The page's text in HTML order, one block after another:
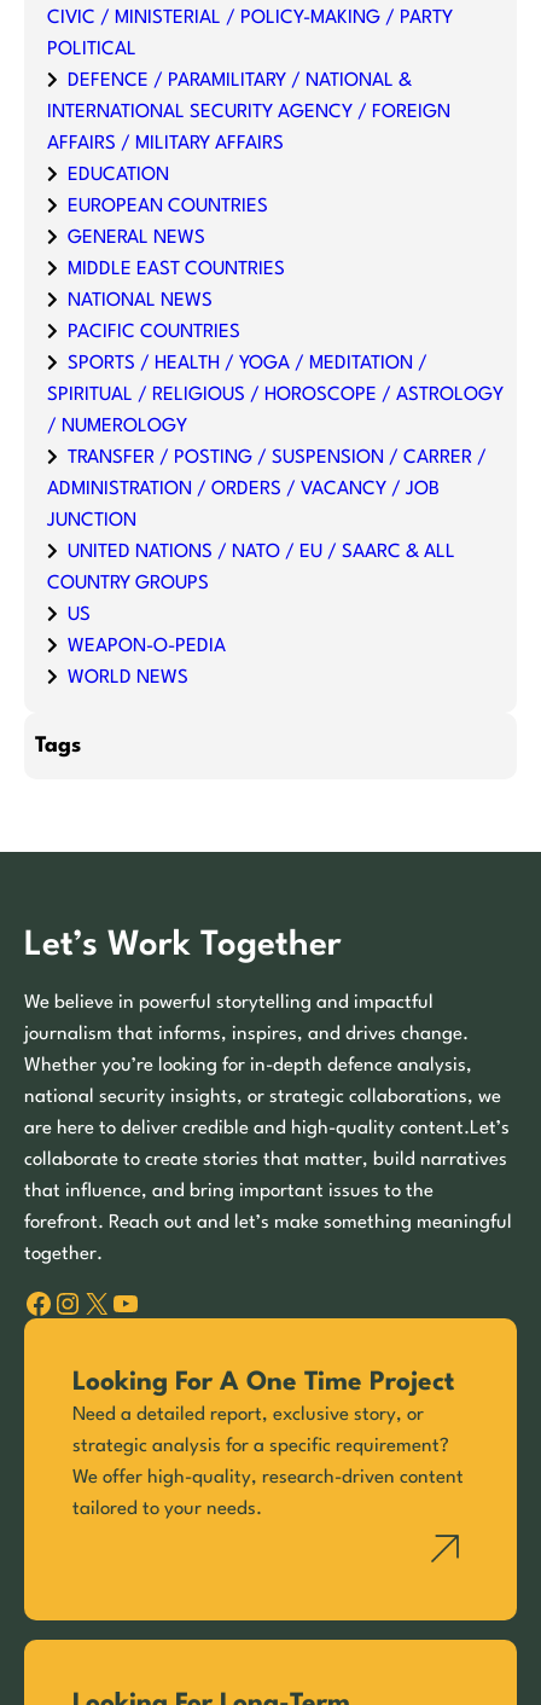
CIVIC / MINISTERIAL / POLICY-MAKING / PARTY
POLITICAL
DEFENCE / PARAMILITARY / NATIONAL &
INTERNATIONAL SECURITY AGENCY / FOREIGN
AFFAIRS / MILITARY AFFAIRS
EDUCATION
EUROPEAN COUNTRIES
GENERAL NEWS
MIDDLE EAST COUNTRIES
NATIONAL NEWS
PACIFIC COUNTRIES
SPORTS / HEALTH / YOGA / MEDITATION /
SPIRITUAL / RELIGIOUS / HOROSCOPE / ASTROLOGY
/ NUMEROLOGY
TRANSFER / POSTING / SUSPENSION / CARRER /
ADMINISTRATION / ORDERS / VACANCY / JOB
JUNCTION
UNITED NATIONS / NATO / EU / SAARC & ALL
COUNTRY GROUPS
US
WEAPON-O-PEDIA
WORLD NEWS
Tags
Let’s Work Together
We believe in powerful storytelling and impactful
journalism that informs, inspires, and drives change.
Whether you’re looking for in-depth defence analysis,
national security insights, or strategic collaborations, we
are here to deliver credible and high-quality content.Let’s
collaborate to create stories that matter, build narratives
that influence, and bring important issues to the
forefront. Reach out and let’s make something meaningful
together.
Facebook Instagram X YouTube
Looking For A One Time Project
Need a detailed report, exclusive story, or
strategic analysis for a specific requirement?
We offer high-quality, research-driven content
tailored to your needs.